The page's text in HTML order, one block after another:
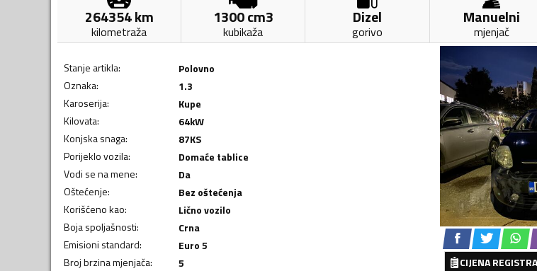
264354km
kilometraža
1300cm3
kubikaža
Dizel
gorivo
Manuelni
mjenjač
Stanje artikla:
Polovno
Oznaka:
1.3
Karoserija:
Kupe
Kilovata: 64kW
Konjska snaga: 87KS
Porijeklo vozila:
Domaće tablice
Vodi se na mene:
Da
Oštećenje:
Bez oštećenja
Korišćeno kao:
Lično vozilo
Boja spoljašnosti:
Crna
Emisioni standard:
Euro 5
Broj brzina mjenjača:
5
CIJENA